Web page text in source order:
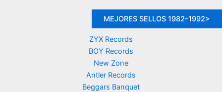
MEJORES SELLOS 1982-1992>
ZYX Records
BOY Records
New Zone
Antler Records
Beggars Banquet